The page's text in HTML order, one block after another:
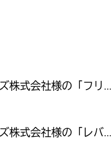
株式会社様の「フリ
株式会社様の「レバ